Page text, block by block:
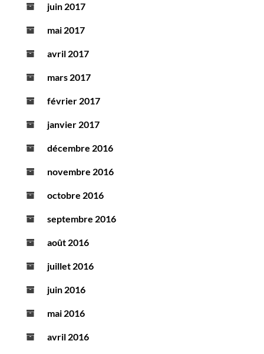
juin 2017
mai 2017
avril 2017
mars 2017
février 2017
janvier 2017
décembre 2016
novembre 2016
octobre 2016
septembre 2016
août 2016
juillet 2016
juin 2016
mai 2016
avril 2016